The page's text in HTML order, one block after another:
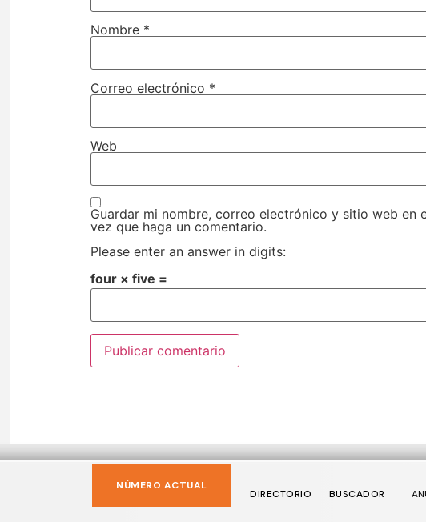
Nombre *
Correo electrónico *
Web
Guardar mi nombre, correo electrónico y sitio web en
vez que haga un comentario.
Please enter an answer in digits:
four × five =
NÚMERO ACTUAL
DIRECTORIO BUSCADOR